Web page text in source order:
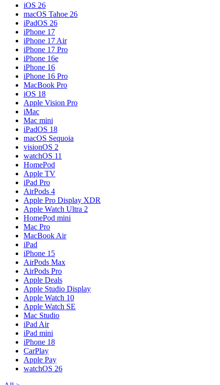
iOS 26
macOS Tahoe 26
iPadOS 26
iPhone 17
iPhone 17 Air
iPhone 17 Pro
iPhone 16e
iPhone 16
iPhone 16 Pro
MacBook Pro
iOS 18
Apple Vision Pro
iMac
Mac mini
iPadOS 18
macOS Sequoia
visionOS 2
watchOS 11
HomePod
Apple TV
iPad Pro
AirPods 4
Apple Pro Display XDR
Apple Watch Ultra 2
HomePod mini
Mac Pro
MacBook Air
iPad
iPhone 15
AirPods Max
AirPods Pro
Apple Deals
Apple Studio Display
Apple Watch 10
Apple Watch SE
Mac Studio
iPad Air
iPad mini
iPhone 18
CarPlay
Apple Pay
watchOS 26